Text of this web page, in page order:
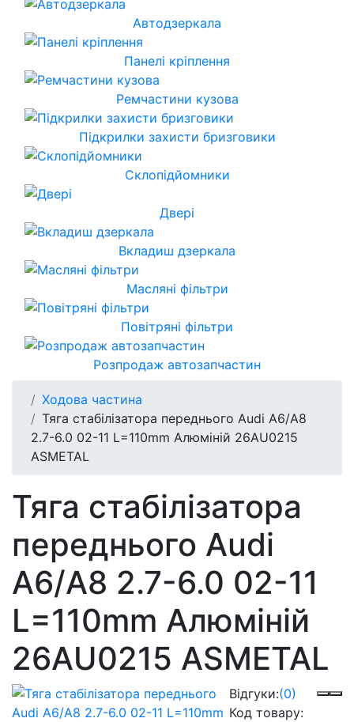
Автодзеркала
Панелі кріплення
Ремчастини кузова
Підкрилки захисти бризговики
Склопідйомники
Двері
Вкладиш дзеркала
Масляні фільтри
Повітряні фільтри
Розпродаж автозапчастин
Ходова частина
Тяга стабілізатора переднього Audi A6/A8
2.7-6.0 02-11 L=110mm Алюміній 26AU0215
ASMETAL
Тяга стабілізатора
переднього Audi
A6/A8 2.7-6.0 02-11
L=110mm Алюміній
26AU0215 ASMETAL
Відгуки:(0)
Код товару: